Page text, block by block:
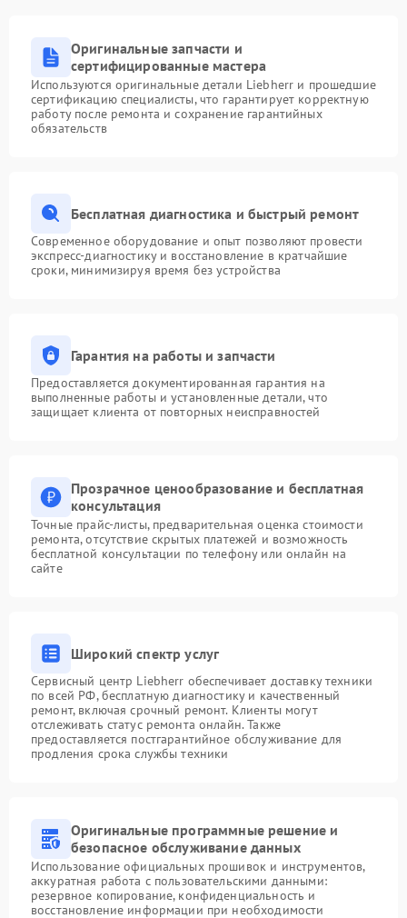
Оригинальные запчасти и
сертифицированные мастера
Используются оригинальные детали Liebherr и прошедшие
сертификацию специалисты, что гарантирует корректную
работу после ремонта и сохранение гарантийных
обязательств
Бесплатная диагностика и быстрый ремонт
Современное оборудование и опыт позволяют провести
экспресс-диагностику и восстановление в кратчайшие
сроки, минимизируя время без устройства
Гарантия на работы и запчасти
Предоставляется документированная гарантия на
выполненные работы и установленные детали, что
защищает клиента от повторных неисправностей
Прозрачное ценообразование и бесплатная
консультация
Точные прайс-листы, предварительная оценка стоимости
ремонта, отсутствие скрытых платежей и возможность
бесплатной консультации по телефону или онлайн на
сайте
Широкий спектр услуг
Сервисный центр Liebherr обеспечивает доставку техники
по всей РФ, бесплатную диагностику и качественный
ремонт, включая срочный ремонт. Клиенты могут
отслеживать статус ремонта онлайн. Также
предоставляется постгарантийное обслуживание для
продления срока службы техники
Оригинальные программные решение и
безопасное обслуживание данных
Использование официальных прошивок и инструментов,
аккуратная работа с пользовательскими данными:
резервное копирование, конфиденциальность и
восстановление информации при необходимости